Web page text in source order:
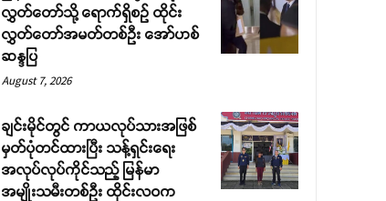
လွှတ်တော်သို့ ရောက်ရှိစဉ် ထိုင်း
လွှတ်တော်အမတ်တစ်ဦး အော်ဟစ်
ဆန္ဒပြ
August 7, 2026
ချင်းမိုင်တွင် ကာယလုပ်သားအဖြစ်
မှတ်ပုံတင်ထားပြီး သန့်ရှင်းရေး
အလုပ်လုပ်ကိုင်သည့် မြန်မာ
အမျိုးသမီးတစ်ဦး ထိုင်းလဝက